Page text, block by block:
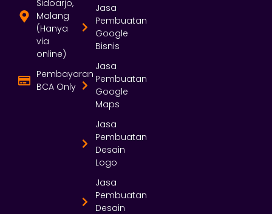
Sidoarjo,
Malang
(Hanya
via
online)
Pembayaran
BCA Only
Jasa
Pembuatan
Google
Bisnis
Jasa
Pembuatan
Google
Maps
Jasa
Pembuatan
Desain
Logo
Jasa
Pembuatan
Desain